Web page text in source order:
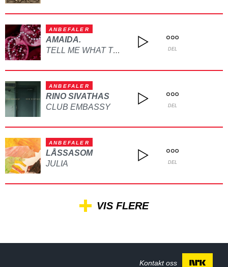
ANBEFALER
AMAIDA.
TELL ME WHAT TO DO DEL
ANBEFALER
RINO SIVATHAS
CLUB EMBASSY
DEL
ANBEFALER
LÅSSASOM
JULIA
DEL
VIS FLERE
Kontakt oss